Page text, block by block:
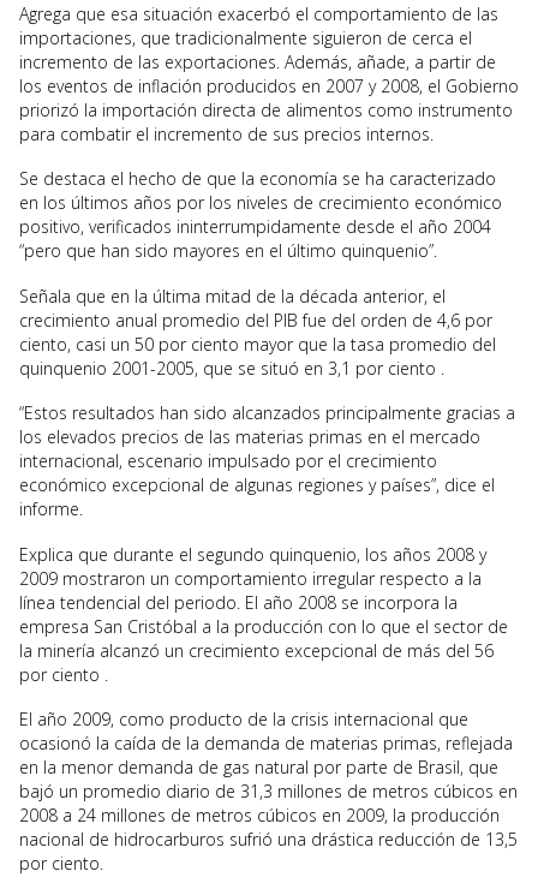
Agrega que esa situación exacerbó el comportamiento de las
importaciones, que tradicionalmente siguieron de cerca el
incremento de las exportaciones. Además, añade, a partir de
los eventos de inflación producidos en 2007 y 2008, el Gobierno
priorizó la importación directa de alimentos como instrumento
para combatir el incremento de sus precios internos.
Se destaca el hecho de que la economía se ha caracterizado
en los últimos años por los niveles de crecimiento económico
positivo, verificados ininterrumpidamente desde el año 2004
“pero que han sido mayores en el último quinquenio”.
Señala que en la última mitad de la década anterior, el
crecimiento anual promedio del PIB fue del orden de 4,6 por
ciento, casi un 50 por ciento mayor que la tasa promedio del
quinquenio 2001-2005, que se situó en 3,1 por ciento .
“Estos resultados han sido alcanzados principalmente gracias a
los elevados precios de las materias primas en el mercado
internacional, escenario impulsado por el crecimiento
económico excepcional de algunas regiones y países”, dice el
informe.
Explica que durante el segundo quinquenio, los años 2008 y
2009 mostraron un comportamiento irregular respecto a la
línea tendencial del periodo. El año 2008 se incorpora la
empresa San Cristóbal a la producción con lo que el sector de
la minería alcanzó un crecimiento excepcional de más del 56
por ciento .
El año 2009, como producto de la crisis internacional que
ocasionó la caída de la demanda de materias primas, reflejada
en la menor demanda de gas natural por parte de Brasil, que
bajó un promedio diario de 31,3 millones de metros cúbicos en
2008 a 24 millones de metros cúbicos en 2009, la producción
nacional de hidrocarburos sufrió una drástica reducción de 13,5
por ciento.